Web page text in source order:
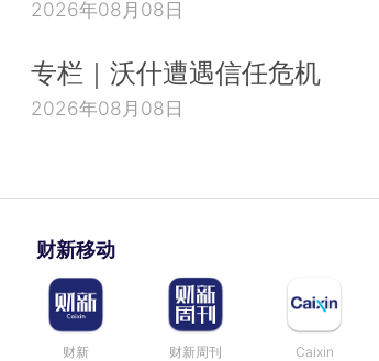
2026年08月08日
专栏｜沃什遭遇信任危机
2026年08月08日
财新移动
财新 财新周刊 Caixin